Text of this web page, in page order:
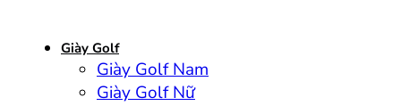
Giày Golf
Giày Golf Nam
Giày Golf Nữ